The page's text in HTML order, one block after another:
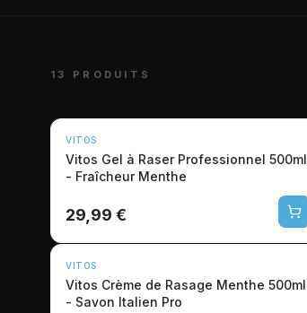
13 PRODUITS
VITOS
Vitos Gel à Raser Professionnel 500ml
- Fraîcheur Menthe
29,99 €
VITOS
Vitos Crème de Rasage Menthe 500ml
- Savon Italien Pro